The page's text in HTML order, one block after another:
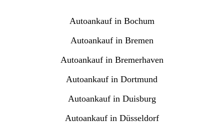
Autoankauf in Bochum
Autoankauf in Bremen
Autoankauf in Bremerhaven
Autoankauf in Dortmund
Autoankauf in Duisburg
Autoankauf in Düsseldorf